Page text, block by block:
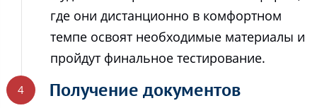
где они дистанционно в комфортном
темпе освоят необходимые материалы и
пройдут финальное тестирование.
Получение документов